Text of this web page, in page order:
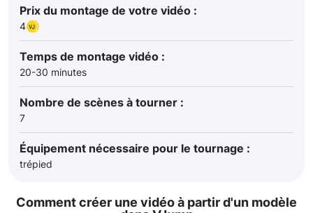
Prix du montage de votre vidéo :
4
Temps de montage vidéo :
20-30 minutes
Nombre de scènes à tourner :
7
Équipement nécessaire pour le tournage :
trépied
Comment créer une vidéo à partir d'un modèle